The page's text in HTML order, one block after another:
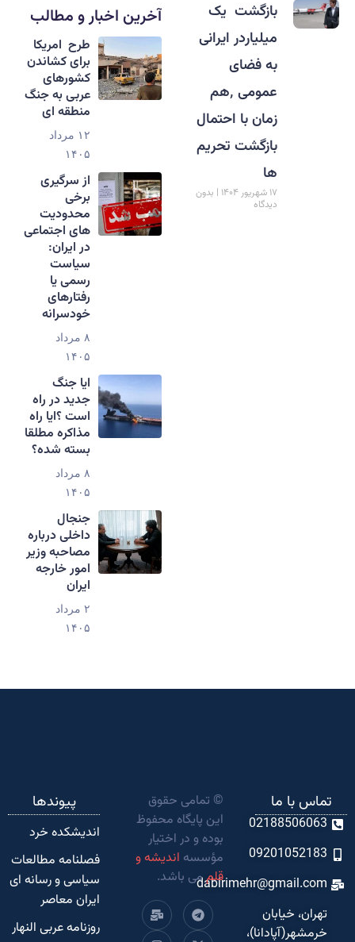
بازگشت یک
میلیاردر ایرانی
به فضای
عمومی ٬هم
زمان با احتمال
بازگشت تحریم
ها
۱۷ شهریور ۱۴۰۴
بدون
دیدگاه
آخرین اخبار و مطالب
طرح امریکا
برای کشاندن
کشورهای
عربی به جنگ
منطقه ای
۱۲ مرداد
۱۴۰۵
از سرگیری
برخی
محدودیت
های اجتماعی
در ایران:
سیاست
رسمی یا
رفتارهای
خودسرانه
۸ مرداد
۱۴۰۵
ایا جنگ
جدید در راه
است ؟ایا راه
مذاکره مطلقا
بسته شده؟
۸ مرداد
۱۴۰۵
جنجال
داخلی درباره
مصاحبه وزیر
امور خارجه
ایران
۲ مرداد
۱۴۰۵
تماس با ما
02188506063
09201052183
dabirimehr@gmail.com
تهران، خیابان
خرمشهر(آپادانا)،
© تمامی حقوق
این پایگاه محفوظ
بوده و در اختیار
مؤسسه اندیشه و
قلممی باشد.
پیوندها
اندیشکده‌ خرد
فصلنامه مطالعات
سیاسی و رسانه ای
ایران معاصر
روزنامه عربی النهار